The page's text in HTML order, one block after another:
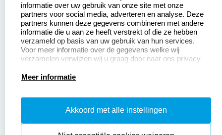
Betaling &
Verzending
Wederverkoper
worden
Veel gestelde vragen
Retourneren
Herroepingsrecht
Productinformatie:
Instructiepagina
informatie over uw gebruik van onze site met onze
partners voor social media, adverteren en analyse. Deze
partners kunnen deze gegevens combineren met andere
informatie die u aan ze heeft verstrekt of die ze hebben
verzameld op basis van uw gebruik van hun services.
Voor meer informatie over de gegevens welke wij
verzamelen verwijzen wij u graag door naar ons privacy
Meer informatie
Akkoord met alle instellingen